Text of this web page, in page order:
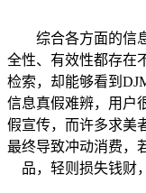
综合各方面的信息
全性、有效性都存在
检索，却能够看到
信息真假难辨，用户
假宣传，而许多求美
最终导致冲动消费，
品，轻则损失钱财